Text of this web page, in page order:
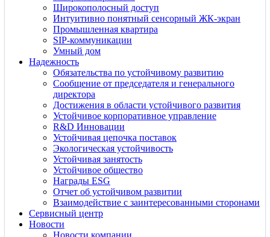
Широкополосный доступ
Интуитивно понятный сенсорный ЖК-экран
Промышленная квартира
SIP-коммуникации
Умный дом
Надежность
Обязательства по устойчивому развитию
Сообщение от председателя и генерального
директора
Достижения в области устойчивого развития
Устойчивое корпоративное управление
R&D Инновации
Устойчивая цепочка поставок
Экологическая устойчивость
Устойчивая занятость
Устойчивое общество
Награды ESG
Отчет об устойчивом развитии
Взаимодействие с заинтересованными сторонами
Сервисный центр
Новости
Новости компании